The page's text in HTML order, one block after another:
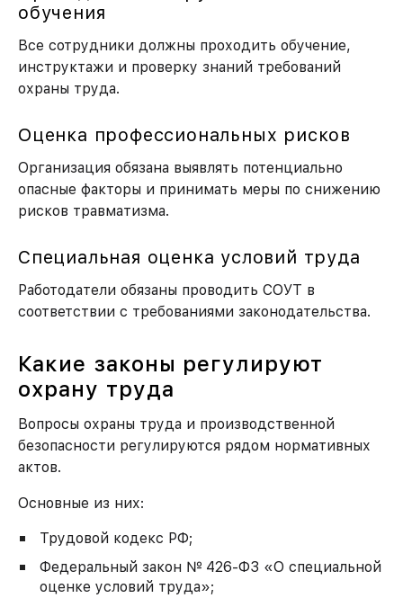
обучения
Все сотрудники должны проходить обучение,
инструктажи и проверку знаний требований
охраны труда.
Оценка профессиональных рисков
Организация обязана выявлять потенциально
опасные факторы и принимать меры по снижению
рисков травматизма.
Специальная оценка условий труда
Работодатели обязаны проводить СОУТ в
соответствии с требованиями законодательства.
Какие законы регулируют
охрану труда
Вопросы охраны труда и производственной
безопасности регулируются рядом нормативных
актов.
Основные из них:
Трудовой кодекс РФ;
Федеральный закон № 426-ФЗ «О специальной
оценке условий труда»;